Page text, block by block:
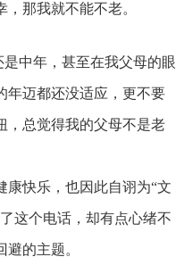
，那我就不能不老。
中年，甚至在我父母的眼
年迈都还没适应，更不要
，总觉得我的父母不是老
快乐，也因此自诩为“文
这个电话，却有点心绪不
的主题。